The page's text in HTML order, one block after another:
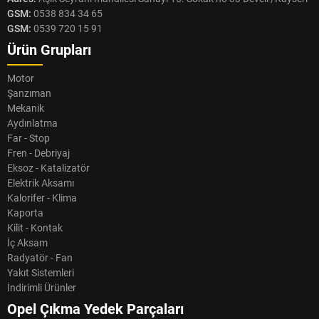
GSM: 0538 834 34 65
GSM: 0539 720 15 91
Ürün Grupları
Motor
Şanzıman
Mekanik
Aydınlatma
Far - Stop
Fren - Debriyaj
Eksoz - Katalizatör
Elektrik Aksamı
Kalorifer - Klima
Kaporta
Kilit - Kontak
İç Aksam
Radyatör - Fan
Yakıt Sistemleri
İndirimli Ürünler
Opel Çıkma Yedek Parçaları